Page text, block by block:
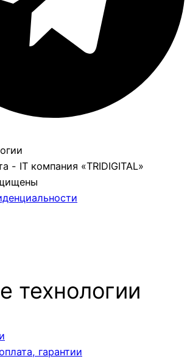
- IT компания «TRIDIGITAL»
технологии
гарантии